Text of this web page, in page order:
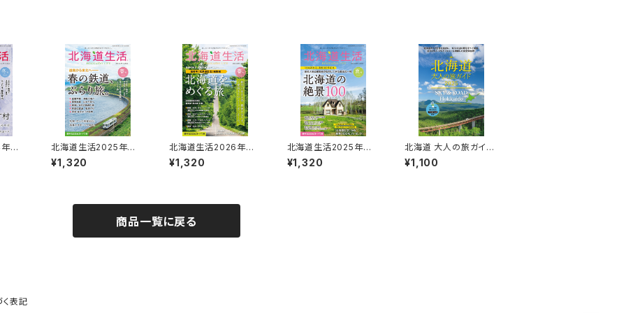
冬
北海道生活2025年春
号 vol.99
¥1,320
北海道生活2026年春
号 vol.103
¥1,320
北海道生活2025年夏
号 vol.100
¥1,320
北海道 大人の旅ガイド
2025 SKY & ROAD H
okkaido
¥1,100
商品一覧に戻る
表記